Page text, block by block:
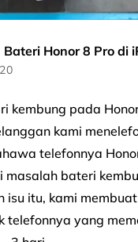
Honor 8 Pro di
kembung pada
kami
telefonnya
masalah bateri
isu itu, kami
telefonnya yang